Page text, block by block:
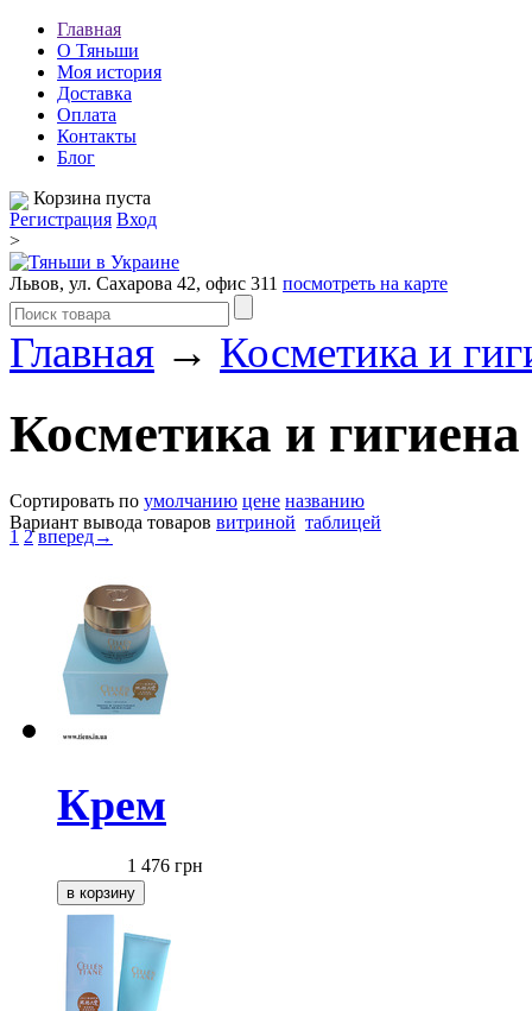
Главная
О Тяньши
Моя история
Доставка
Оплата
Контакты
Блог
Корзина пуста
Регистрация Вход
>
Львов, ул. Сахарова 42, офис 311 посмотреть на карте
Главная → Косметика и
Косметика и гигиена
Сортировать по умолчанию цене названию
Вариант вывода товаров витриной таблицей
1 2 вперед→
Крем
1 476 грн